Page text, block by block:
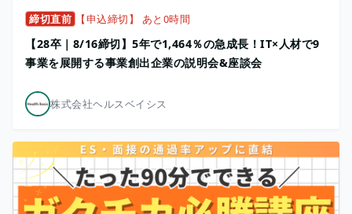
締切直前 【申込締切】 あと0時間
【28卒｜8/16締切】5年で1,464％の急成長！IT×人材で9
事業を展開する事業創出企業の説明会&座談会
株式会社ヘルスベイシス